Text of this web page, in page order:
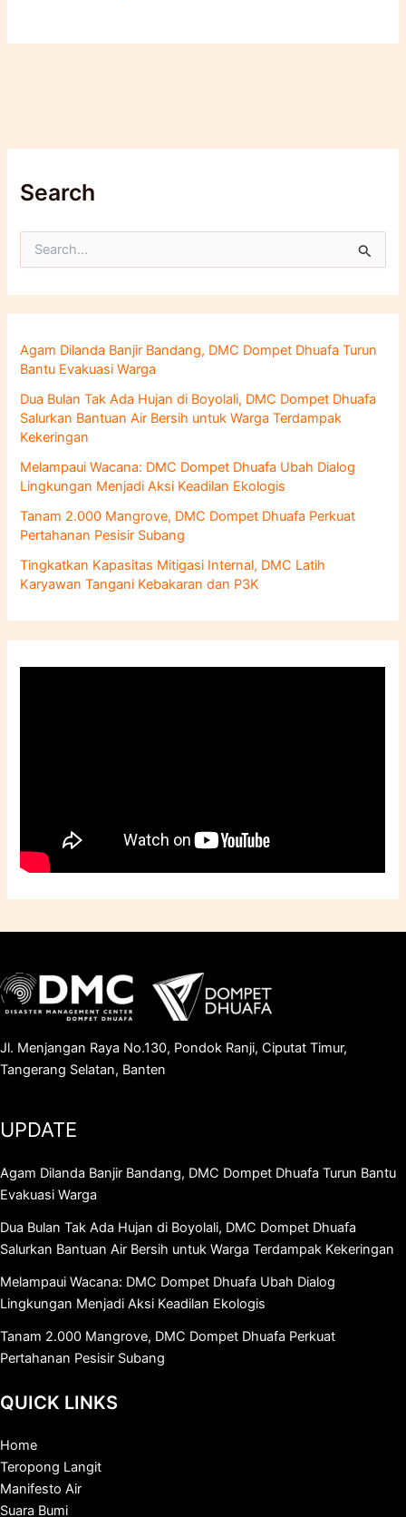
Search
a
t
u
k
:
Agam Dilanda Banjir Bandang, DMC Dompet Dhuafa Turun
Bantu Evakuasi Warga
Dua Bulan Tak Ada Hujan di Boyolali, DMC Dompet Dhuafa
Salurkan Bantuan Air Bersih untuk Warga Terdampak
Kekeringan
Melampaui Wacana: DMC Dompet Dhuafa Ubah Dialog
Lingkungan Menjadi Aksi Keadilan Ekologis
Tanam 2.000 Mangrove, DMC Dompet Dhuafa Perkuat
Pertahanan Pesisir Subang
Tingkatkan Kapasitas Mitigasi Internal, DMC Latih
Karyawan Tangani Kebakaran dan P3K
Jl. Menjangan Raya No.130, Pondok Ranji, Ciputat Timur,
Tangerang Selatan, Banten
UPDATE
Agam Dilanda Banjir Bandang, DMC Dompet Dhuafa Turun Bantu
Evakuasi Warga
Dua Bulan Tak Ada Hujan di Boyolali, DMC Dompet Dhuafa
Salurkan Bantuan Air Bersih untuk Warga Terdampak Kekeringan
Melampaui Wacana: DMC Dompet Dhuafa Ubah Dialog
Lingkungan Menjadi Aksi Keadilan Ekologis
Tanam 2.000 Mangrove, DMC Dompet Dhuafa Perkuat
Pertahanan Pesisir Subang
QUICK LINKS
Home
Teropong Langit
Manifesto Air
Suara Bumi